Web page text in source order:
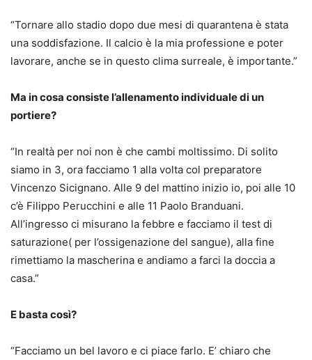
“Tornare allo stadio dopo due mesi di quarantena è stata
una soddisfazione. Il calcio è la mia professione e poter
lavorare, anche se in questo clima surreale, è importante.”
Ma in cosa consiste l’allenamento individuale di un
portiere?
“In realtà per noi non è che cambi moltissimo. Di solito
siamo in 3, ora facciamo 1 alla volta col preparatore
Vincenzo Sicignano. Alle 9 del mattino inizio io, poi alle 10
c’è Filippo Perucchini e alle 11 Paolo Branduani.
All’ingresso ci misurano la febbre e facciamo il test di
saturazione( per l’ossigenazione del sangue), alla fine
rimettiamo la mascherina e andiamo a farci la doccia a
casa.”
E basta così?
“Facciamo un bel lavoro e ci piace farlo. E’ chiaro che